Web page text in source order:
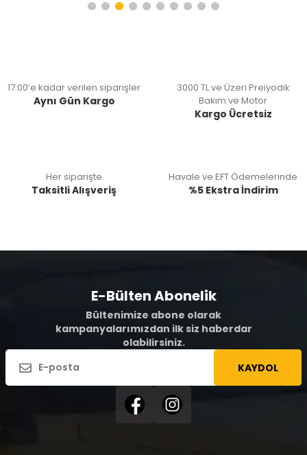
17:00’e kadar verilen siparişler
Aynı Gün Kargo
3000 TL ve Üzeri Preiyodik
Bakım ve Motor
Kargo Ücretsiz
Her siparişte
Taksitli Alışveriş
Havale ve EFT Ödemelerinde
%5 Ekstra İndirim
E-Bülten Abonelik
Bültenimize abone olarak
kampanyalarımızdan ilk siz haberdar
olabilirsiniz.
KAYDOL